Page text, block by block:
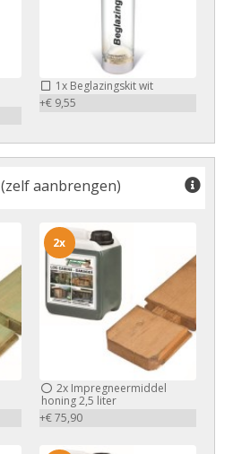
1xBeglazingskit wit
+€ 9,55
(zelf aanbrengen)
2xImpregneermiddel
honing 2,5 liter
+€ 75,90
2x